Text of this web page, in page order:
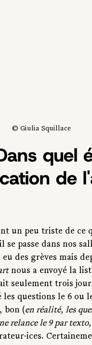
© Giulia Squillace
quel
de
un peu triste de ce
se passe dans nos
des grèves mais
nous a envoyé la
seulement trois
les questions le 6
bon (en réalité, les
relance le 9 par